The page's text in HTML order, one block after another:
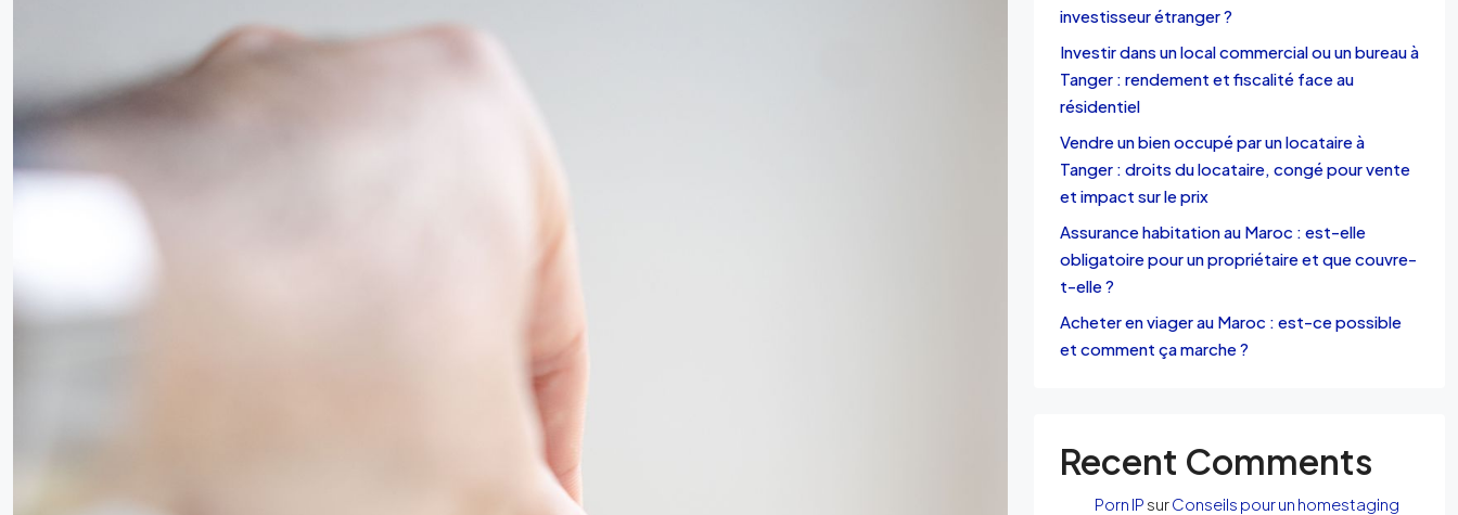
investisseur étranger ?
Investir dans un local commercial ou un bureau à
Tanger : rendement et fiscalité face au
résidentiel
Vendre un bien occupé par un locataire à
Tanger : droits du locataire, congé pour vente
et impact sur le prix
Assurance habitation au Maroc : est-elle
obligatoire pour un propriétaire et que couvre-
t-elle ?
Acheter en viager au Maroc : est-ce possible
et comment ça marche ?
Recent Comments
Porn IP surConseils pour un homestaging